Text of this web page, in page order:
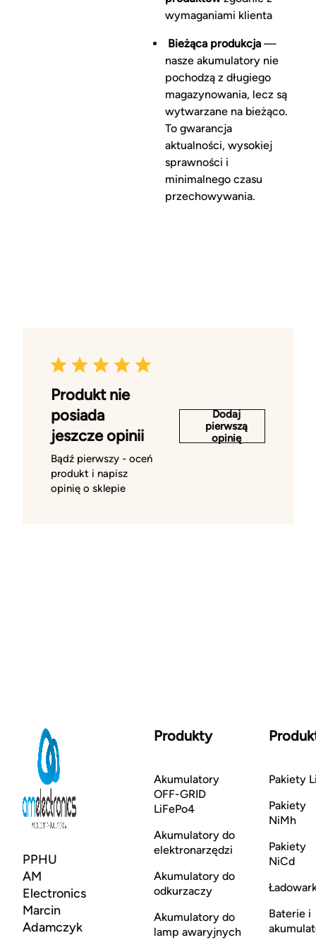
wymaganiami klienta
Bieżąca produkcja—
nasze akumulatory nie
pochodzą z długiego
magazynowania, lecz są
wytwarzane na bieżąco.
To gwarancja
aktualności, wysokiej
sprawności i
minimalnego czasu
przechowywania.
Produkt nie
posiada
jeszcze opinii
Bądź pierwszy - oceń
produkt i napisz
opinię o sklepie
Dodaj
pierwszą
opinię
PPHU
AM
Electronics
Marcin
Adamczyk
Produkty
Akumulatory
OFF-GRID
LiFePo4
Akumulatory do
elektronarzędzi
Akumulatory do
odkurzaczy
Akumulatory do
lamp awaryjnych
Pakiety
Pakiety
NiMh
Pakiety
NiCd
Baterie i